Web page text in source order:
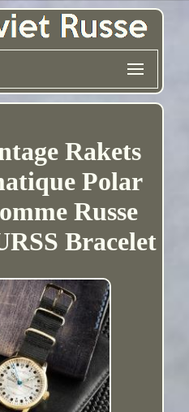
Rakets
Polar
Russe
Bracelet